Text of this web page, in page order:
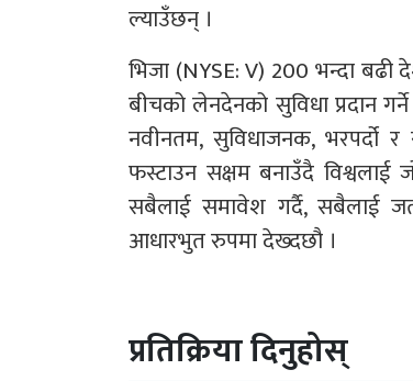
ल्याउँछन् ।
भिजा (NYSE: V) 200 भन्दा बढी
बीचको लेनदेनको सुविधा प्रदान
नवीनतम, सुविधाजनक, भरपर्दो र
फस्टाउन सक्षम बनाउँदै विश्वलाई
सबैलाई समावेश गर्दै, सबैलाई
आधारभुत रुपमा देख्दछौ ।
प्रतिक्रिया दिनुहोस्